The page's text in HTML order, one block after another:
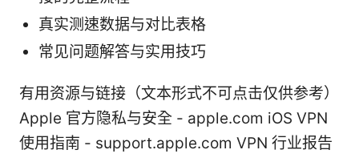
真实测速数据与对比表格
常见问题解答与实用技巧
有用资源与链接（文本形式不可点击仅供参考）
Apple 官方隐私与安全 - apple.com iOS VPN
使用指南 - support.apple.com VPN 行业报告